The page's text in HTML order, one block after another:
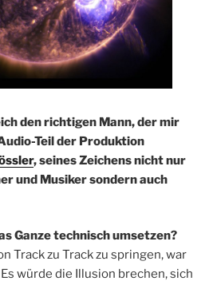
den richtigen Mann, der mir
Teil der Produktion
, seines Zeichens nicht nur
und Musiker sondern auch
Ganze technisch umsetzen?
Track zu Track zu springen, war
würde die Illusion brechen, sich